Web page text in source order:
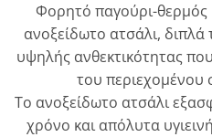
Φορητό παγούρι-θερμός
ανοξείδωτο ατσάλι,
υψηλής ανθεκτικότητας
του περιεχομένου
Το ανοξείδωτο ατσάλι
χρόνο και απόλυτα